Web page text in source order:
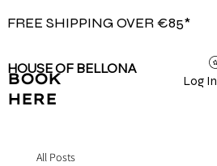
FREE SHIPPING OVER €85*
HOUSE OF BELLONA
BOOK
HERE
Log In
All Posts